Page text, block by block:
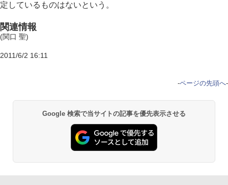
定しているものはないという。
関連情報
(関口 聖)
2011/6/2 16:11
-ページの先頭へ-
Google 検索で当サイトの記事を優先表示させる